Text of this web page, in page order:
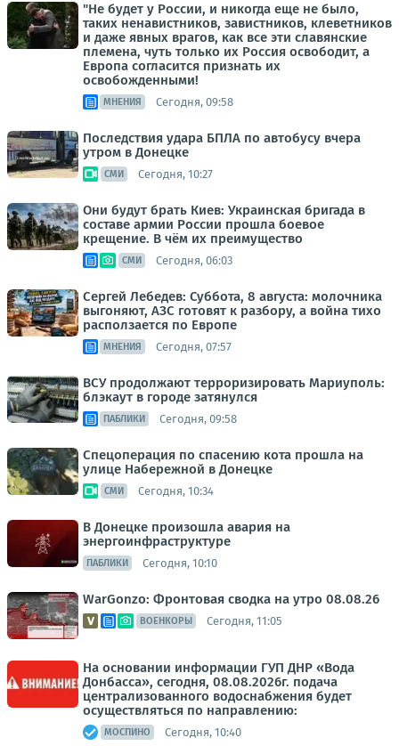
"Не будет у России, и никогда еще не было,
таких ненавистников, завистников, клеветников
и даже явных врагов, как все эти славянские
племена, чуть только их Россия освободит, а
Европа согласится признать их
освобожденными!
МНЕНИЯ Сегодня, 09:58
Последствия удара БПЛА по автобусу вчера
утром в Донецке
СМИ Сегодня, 10:27
Они будут брать Киев: Украинская бригада в
составе армии России прошла боевое
крещение. В чём их преимущество
СМИ Сегодня, 06:03
Сергей Лебедев: Суббота, 8 августа: молочника
выгоняют, АЗС готовят к разбору, а война тихо
расползается по Европе
МНЕНИЯ Сегодня, 07:57
ВСУ продолжают терроризировать Мариуполь:
блэкаут в городе затянулся
ПАБЛИКИ Сегодня, 09:58
Спецоперация по спасению кота прошла на
улице Набережной в Донецке
СМИ Сегодня, 10:34
В Донецке произошла авария на
энергоинфраструктуре
ПАБЛИКИ Сегодня, 10:10
WarGonzo: Фронтовая сводка на утро 08.08.26
ВОЕНКОРЫ Сегодня, 11:05
На основании информации ГУП ДНР «Вода
Донбасса», сегодня, 08.08.2026г. подача
централизованного водоснабжения будет
осуществляться по направлению:
МОСПИНО Сегодня, 10:40